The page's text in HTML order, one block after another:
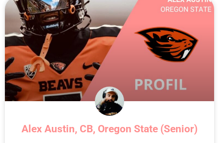
Alex Austin, CB, Oregon State (Senior)